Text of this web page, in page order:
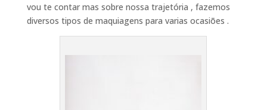
vou te contar mas sobre nossa trajetória , fazemos
diversos tipos de maquiagens para varias ocasiões .